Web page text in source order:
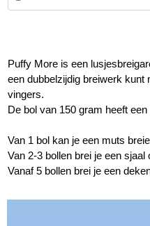
Puffy More is een
een dubbelzijdig breiwerk kunt
vingers.
De bol van 150 gram heeft
Van 1 bol kan je een muts
Van 2-3 bollen brei je een sjaal
Vanaf 5 bollen brei je een